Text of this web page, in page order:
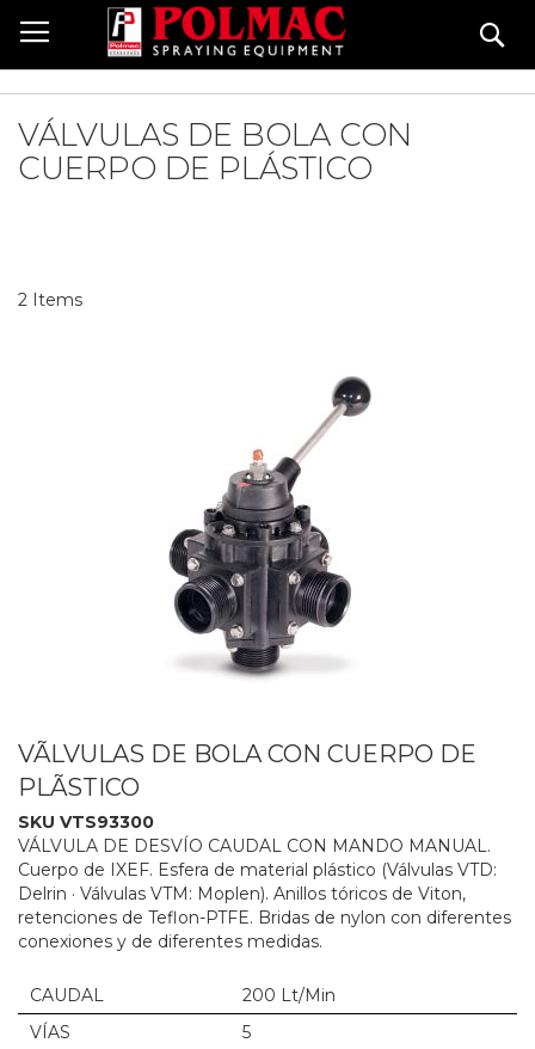
Skip
to
Content
VÁLVULAS DE BOLA CON
CUERPO DE PLÁSTICO
2 Items
VÃLVULAS DE BOLA CON CUERPO DE
PLÃSTICO
SKU VTS93300
VÁLVULA DE DESVÍO CAUDAL CON MANDO MANUAL.
Cuerpo de IXEF. Esfera de material plástico (Válvulas VTD:
Delrin · Válvulas VTM: Moplen). Anillos tóricos de Viton,
retenciones de Teflon-PTFE. Bridas de nylon con diferentes
conexiones y de diferentes medidas.
CAUDAL
200 Lt/Min
VÍAS
5